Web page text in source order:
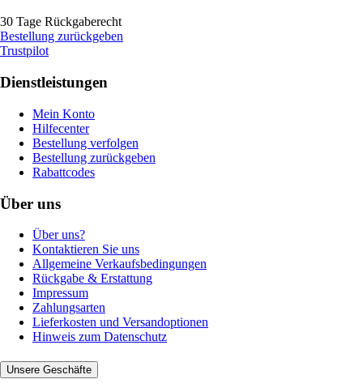
30 Tage Rückgaberecht
Bestellung zurückgeben
Trustpilot
Dienstleistungen
Mein Konto
Hilfecenter
Bestellung verfolgen
Bestellung zurückgeben
Rabattcodes
Über uns
Über uns?
Kontaktieren Sie uns
Allgemeine Verkaufsbedingungen
Rückgabe & Erstattung
Impressum
Zahlungsarten
Lieferkosten und Versandoptionen
Hinweis zum Datenschutz
Unsere Geschäfte